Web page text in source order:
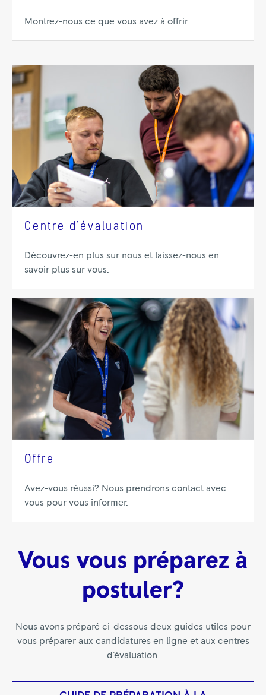
Montrez-nous ce que vous avez à offrir.
Centre d’évaluation
Découvrez-en plus sur nous et laissez-nous en
savoir plus sur vous.
Offre
Avez-vous réussi? Nous prendrons contact avec
vous pour vous informer.
Vous vous préparez à
postuler?
Nous avons préparé ci-dessous deux guides utiles pour
vous préparer aux candidatures en ligne et aux centres
d’évaluation.